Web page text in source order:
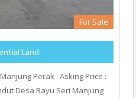
For Sale
Land
Perak . Asking Price :
Desa Bayu Seri Manjung